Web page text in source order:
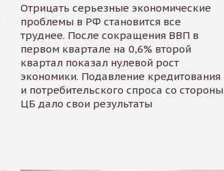
Отрицать серьезные экономические
проблемы в РФ становится все
труднее. После сокращения ВВП в
первом квартале на 0,6% второй
квартал показал нулевой рост
экономики. Подавление кредитования
и потребительского спроса со стороны
ЦБ дало свои результаты